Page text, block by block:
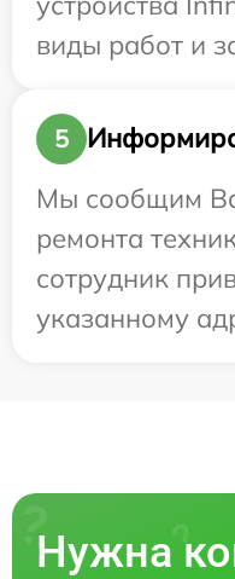
виды работ и
5
Мы сообщим
ремонта
сотрудник
указанному
Нужна